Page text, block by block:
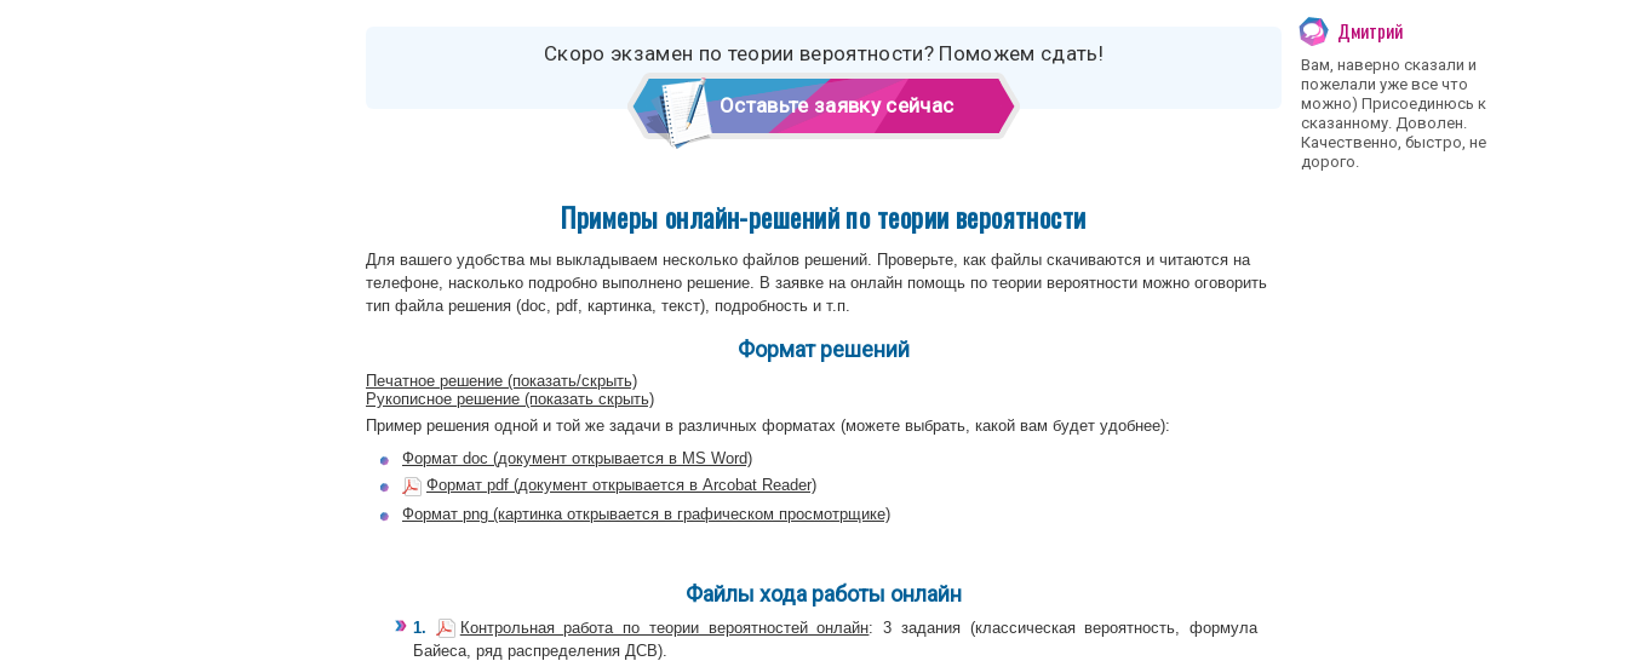
Скоро экзамен по теории вероятности? Поможем сдать!
Оставьте заявку сейчас
Примеры онлайн-решений по теории вероятности
Для вашего удобства мы выкладываем несколько файлов решений. Проверьте, как файлы скачиваются и читаются на
телефоне, насколько подробно выполнено решение. В заявке на онлайн помощь по теории вероятности можно оговорить
тип файла решения (doc, pdf, картинка, текст), подробность и т.п.
Формат решений
Печатное решение (показать/скрыть)
Рукописное решение (показать скрыть)
Пример решения одной и той же задачи в различных форматах (можете выбрать, какой вам будет удобнее):
Формат doc (документ открывается в MS Word)
Формат pdf (документ открывается в Arcobat Reader)
Формат png (картинка открывается в графическом просмотрщике)
Файлы хода работы онлайн
1. Контрольная работа по теории вероятностей онлайн: 3 задания (классическая вероятность, формула
Байеса, ряд распределения ДСВ).
Дмитрий
Вам, наверно сказали и
пожелали уже все что
можно) Присоединюсь к
сказанному. Доволен.
Качественно, быстро, не
дорого.